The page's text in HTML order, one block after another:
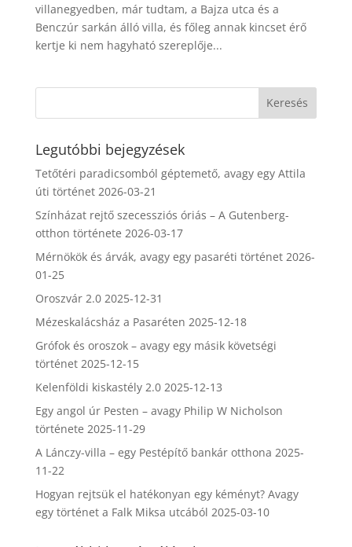
villanegyedben, már tudtam, a Bajza utca és a
Benczúr sarkán álló villa, és főleg annak kincset érő
kertje ki nem hagyható szereplője...
Legutóbbi bejegyzések
Tetőtéri paradicsomból géptemető, avagy egy Attila
úti történet 2026-03-21
Színházat rejtő szecessziós óriás – A Gutenberg-
otthon története 2026-03-17
Mérnökök és árvák, avagy egy pasaréti történet 2026-
01-25
Oroszvár 2.0 2025-12-31
Mézeskalácsház a Pasaréten 2025-12-18
Grófok és oroszok – avagy egy másik követségi
történet 2025-12-15
Kelenföldi kiskastély 2.0 2025-12-13
Egy angol úr Pesten – avagy Philip W Nicholson
története 2025-11-29
A Lánczy-villa – egy Pestépítő bankár otthona 2025-
11-22
Hogyan rejtsük el hatékonyan egy kéményt? Avagy
egy történet a Falk Miksa utcából 2025-03-10